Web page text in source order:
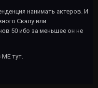
нанимать актеров. И
Скалу или
50 ибо за меньшее он не
МЕ тут.